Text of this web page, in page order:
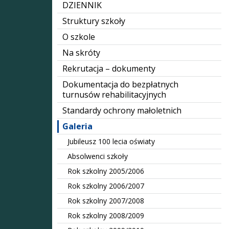
DZIENNIK
Struktury szkoły
O szkole
Na skróty
Rekrutacja – dokumenty
Dokumentacja do bezpłatnych
turnusów rehabilitacyjnych
Standardy ochrony małoletnich
Galeria
Jubileusz 100 lecia oświaty
Absolwenci szkoły
Rok szkolny 2005/2006
Rok szkolny 2006/2007
Rok szkolny 2007/2008
Rok szkolny 2008/2009